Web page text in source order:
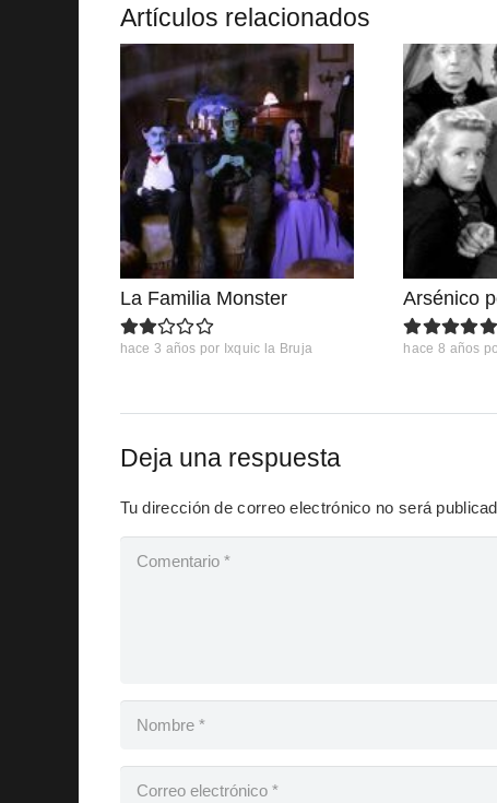
Artículos relacionados
La Familia Monster
hace 3 años por Ixquic la Bruja
Arsénico
hace 8 años
Deja una respuesta
Tu dirección de correo electrónico no será